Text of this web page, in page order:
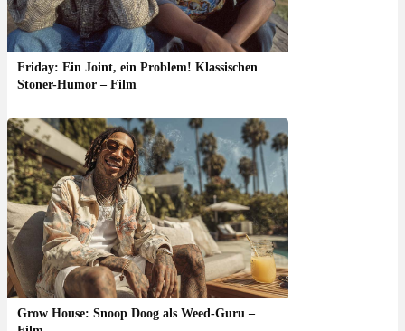
Friday: Ein Joint, ein Problem! Klassischen
Stoner-Humor – Film
Grow House: Snoop Doog als Weed-Guru –